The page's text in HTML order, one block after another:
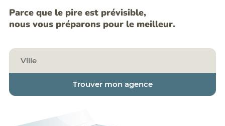
Parce que le pire est prévisible,
nous vous préparons pour le meilleur.
Trouver mon agence